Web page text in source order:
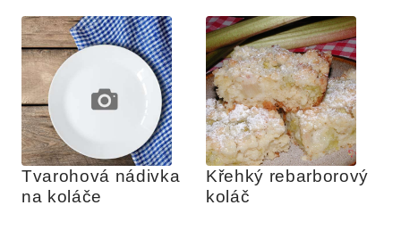
Tvarohová nádivka
na koláče
Křehký rebarborový
koláč